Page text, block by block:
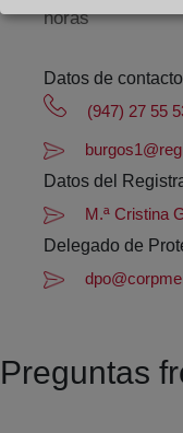
horas
Datos de
(947) 27 55
Datos del
M.ª Cristina
Delegado de
Preguntas